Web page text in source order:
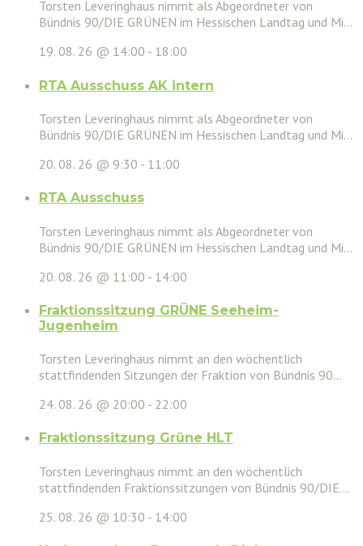
Torsten Leveringhaus nimmt als Abgeordneter von
Bündnis 90/DIE GRÜNEN im Hessischen Landtag und Mi...
19. 08. 26 @ 14:00 - 18:00
RTA Ausschuss AK intern
Torsten Leveringhaus nimmt als Abgeordneter von
Bündnis 90/DIE GRÜNEN im Hessischen Landtag und Mi...
20. 08. 26 @ 9:30 - 11:00
RTA Ausschuss
Torsten Leveringhaus nimmt als Abgeordneter von
Bündnis 90/DIE GRÜNEN im Hessischen Landtag und Mi...
20. 08. 26 @ 11:00 - 14:00
Fraktionssitzung GRÜNE Seeheim-
Jugenheim
Torsten Leveringhaus nimmt an den wöchentlich
stattfindenden Sitzungen der Fraktion von Bündnis 90...
24. 08. 26 @ 20:00 - 22:00
Fraktionssitzung Grüne HLT
Torsten Leveringhaus nimmt an den wöchentlich
stattfindenden Fraktionssitzungen von Bündnis 90/DIE...
25. 08. 26 @ 10:30 - 14:00